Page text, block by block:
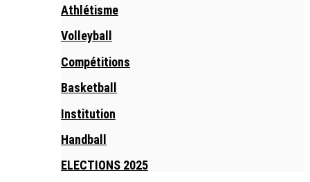
Athlétisme
Volleyball
Compétitions
Basketball
Institution
Handball
ELECTIONS 2025